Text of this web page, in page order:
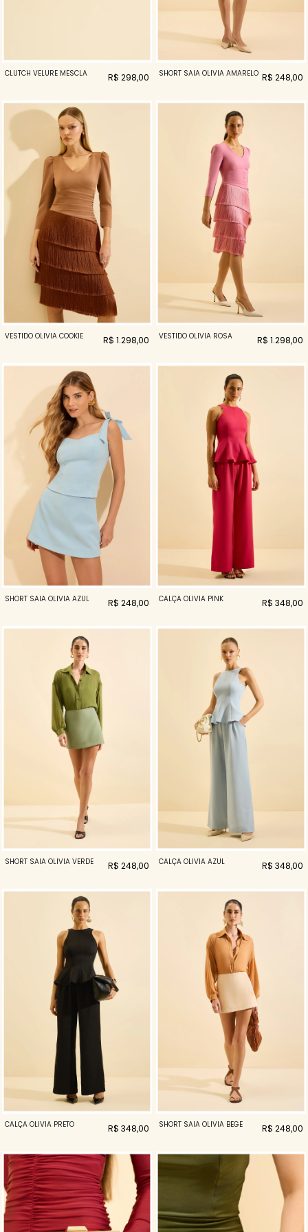
CLUTCH VELURE MESCLA R$ 298,00 SHORT SAIA OLIVIA AMARELO R$ 248,00
VESTIDO OLIVIA COOKIE R$ 1.298,00 VESTIDO OLIVIA ROSA R$ 1.298,00
SHORT SAIA OLIVIA AZUL R$ 248,00 CALÇA OLIVIA PINK R$ 348,00
SHORT SAIA OLIVIA VERDE R$ 248,00 CALÇA OLIVIA AZUL R$ 348,00
CALÇA OLIVIA PRETO R$ 348,00 SHORT SAIA OLIVIA BEGE R$ 248,00